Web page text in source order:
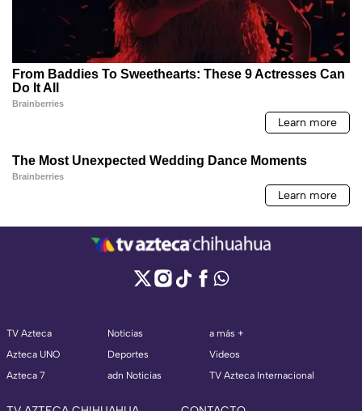
TV Azteca
Azteca UNO
Azteca 7
Noticias
Deportes
adn Noticias
a más +
Videos
TV Azteca Internacional